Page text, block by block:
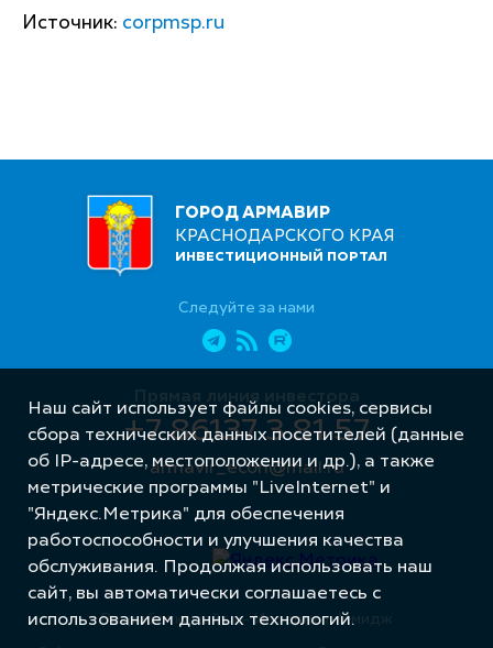
Источник: corpmsp.ru
ГОРОД АРМАВИР
КРАСНОДАРСКОГО КРАЯ
ИНВЕСТИЦИОННЫЙ ПОРТАЛ
Следуйте за нами
Прямая линия инвестора
+7 86137 3 81 57
armavir_econ@mail.ru
Разработка сайта – Интернет-Имидж
Наш сайт использует файлы cookies, сервисы
сбора технических данных посетителей (данные
об IP-адресе, местоположении и др.), а также
метрические программы "LiveInternet" и
"Яндекс.Метрика" для обеспечения
работоспособности и улучшения качества
обслуживания. Продолжая использовать наш
сайт, вы автоматически соглашаетесь с
использованием данных технологий.